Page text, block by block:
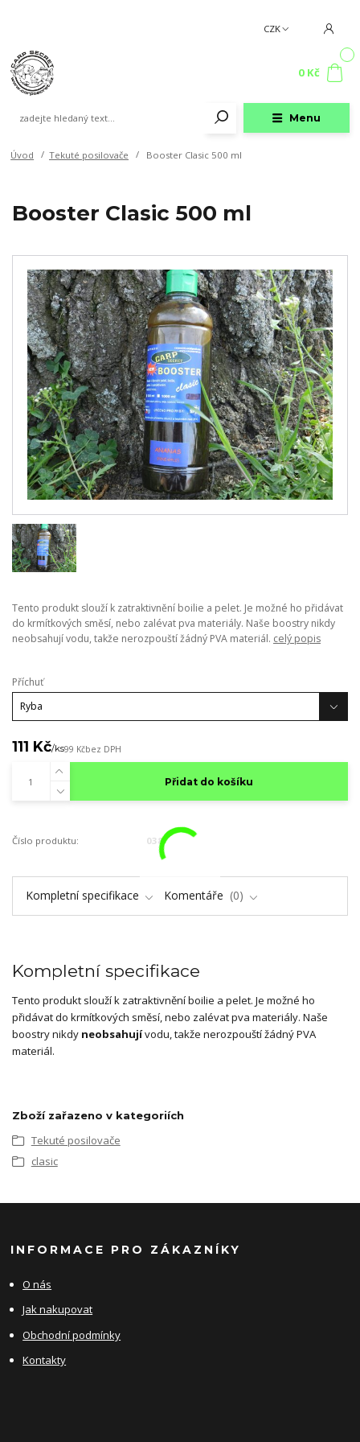
Menu
CZK
0 Kč
Úvod Tekuté posilovače Booster Clasic 500 ml
Booster Clasic 500 ml
Tento produkt slouží k zatraktivnění boilie a pelet. Je možné ho přidávat
do krmítkových směsí, nebo zalévat pva materiály. Naše boostry nikdy
neobsahují vodu, takže nerozpouští žádný PVA materiál. celý popis
Příchuť
111 Kč/ks99 Kčbez DPH
Přidat do košíku
Číslo produktu: 038
Kompletní specifikace Komentáře 0
Kompletní specifikace
Tento produkt slouží k zatraktivnění boilie a pelet. Je možné ho
přidávat do krmítkových směsí, nebo zalévat pva materiály. Naše
boostry nikdy neobsahujívodu, takže nerozpouští žádný PVA
materiál.
Zboží zařazeno v kategoriích
Tekuté posilovače
clasic
INFORMACE PRO ZÁKAZNÍKY
O nás
Jak nakupovat
Obchodní podmínky
Kontakty